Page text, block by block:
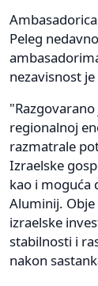
Peleg
nezavisnost
regionalnoj
razmatrale
Izraelske
kao i moguća
Aluminij. Obje
izraelske
stabilnosti i
nakon